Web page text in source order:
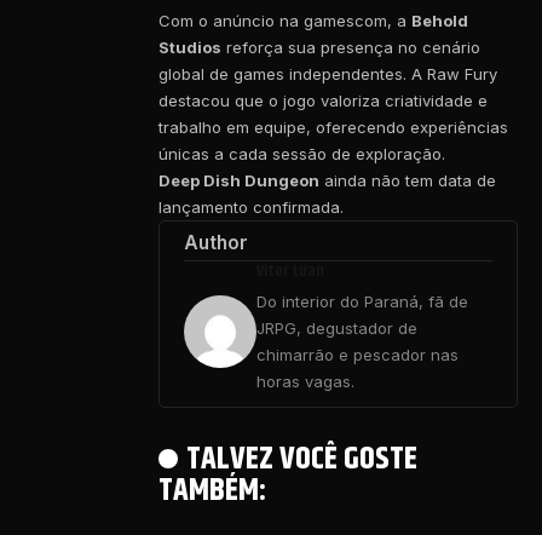
Com o anúncio na gamescom, a Behold
Studios reforça sua presença no cenário
global de games independentes. A Raw Fury
destacou que o jogo valoriza criatividade e
trabalho em equipe, oferecendo experiências
únicas a cada sessão de exploração.
Deep Dish Dungeon ainda não tem data de
lançamento confirmada.
Author
Do interior do Paraná, fã de
JRPG, degustador de
chimarrão e pescador nas
horas vagas.
TALVEZ VOCÊ GOSTE
TAMBÉM: